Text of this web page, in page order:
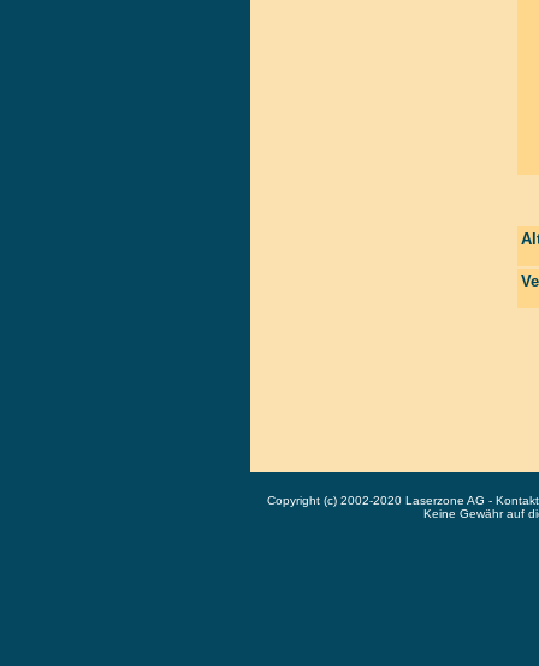
Copyright (c) 2002-2020 Laserzone AG -
Keine Gewähr auf